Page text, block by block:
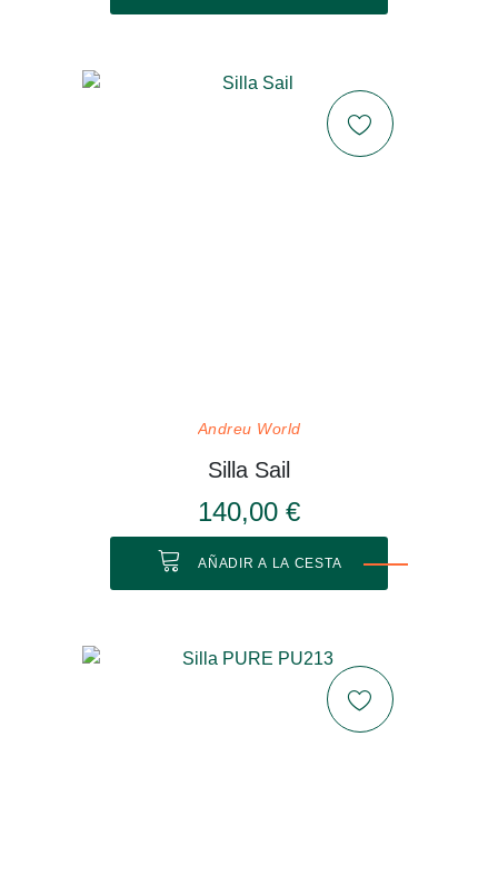
Andreu World
Silla Sail
140,00 €
AÑADIR A LA CESTA